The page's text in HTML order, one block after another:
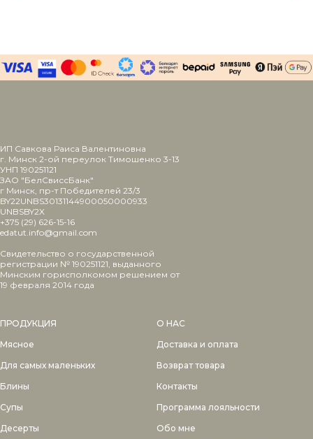
ИП Савкова Раиса Валентиновна
г. Минск 2-ой переулок Тимошенко 3-13
УНП 190251121
ЗАО "БелСвиссБанк"
г Минск, пр-т Победителей 23/3
BY22UNBS30131144900050000933
UNBSBY2X
+375 (29) 626-15-16
edatut.info@gmail.com
Свидетельство о государственной
регистрации № 190251121, выданного
Минским горисполкомом решением от
19 февраля 2014 года
ПРОДУКЦИЯ
Мясное
Для самых маленьких
Блины
Супы
Десерты
О НАС
Доставка и оплата
Возврат товара
Контакты
Программа лояльности
Обо мне